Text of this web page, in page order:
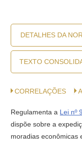
DETALHES DA
TEXTO
CORRELAÇÕES
Regulamenta a Lei nº
dispõe sobre a
moradias econômicas